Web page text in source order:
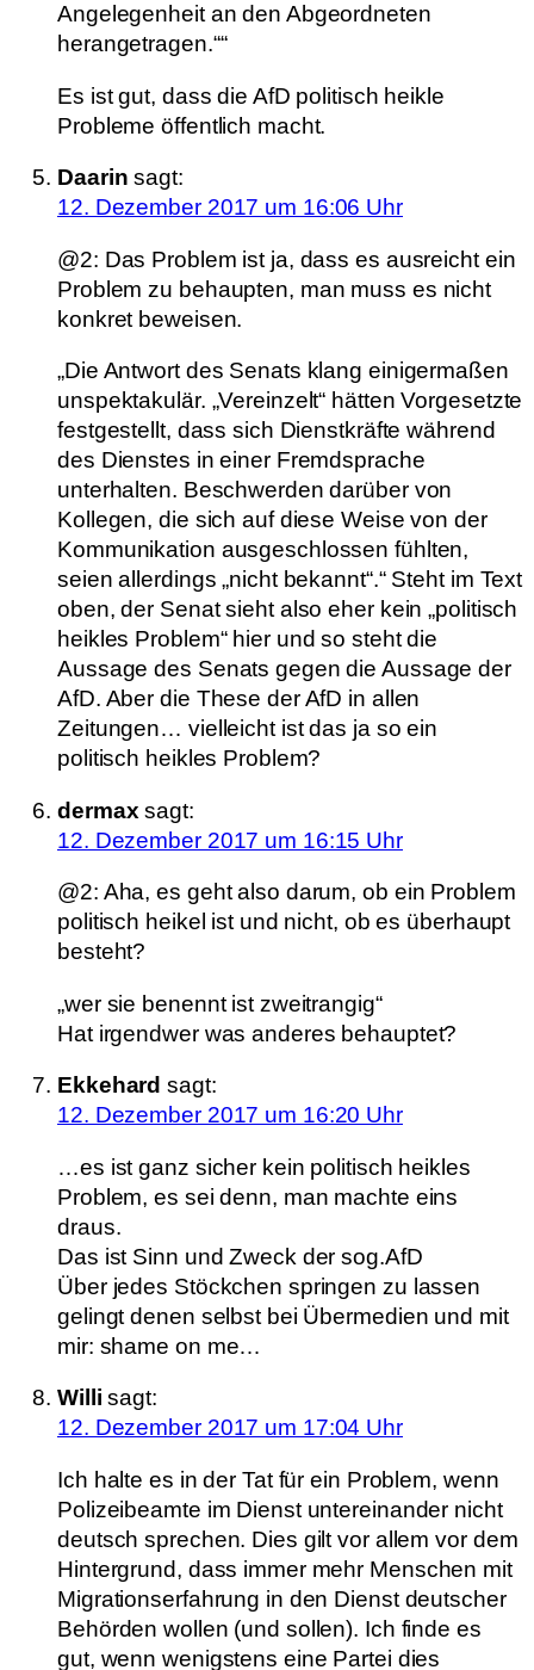
Angelegenheit an den Abgeordneten
herangetragen.““
Es ist gut, dass die AfD politisch heikle
Probleme öffentlich macht.
Daarin sagt:
12. Dezember 2017 um 16:06 Uhr
@2: Das Problem ist ja, dass es ausreicht ein
Problem zu behaupten, man muss es nicht
konkret beweisen.
„Die Antwort des Senats klang einigermaßen
unspektakulär. „Vereinzelt“ hätten Vorgesetzte
festgestellt, dass sich Dienstkräfte während
des Dienstes in einer Fremdsprache
unterhalten. Beschwerden darüber von
Kollegen, die sich auf diese Weise von der
Kommunikation ausgeschlossen fühlten,
seien allerdings „nicht bekannt“.“ Steht im Text
oben, der Senat sieht also eher kein „politisch
heikles Problem“ hier und so steht die
Aussage des Senats gegen die Aussage der
AfD. Aber die These der AfD in allen
Zeitungen… vielleicht ist das ja so ein
politisch heikles Problem?
dermax sagt:
12. Dezember 2017 um 16:15 Uhr
@2: Aha, es geht also darum, ob ein Problem
politisch heikel ist und nicht, ob es überhaupt
besteht?
„wer sie benennt ist zweitrangig“
Hat irgendwer was anderes behauptet?
Ekkehard sagt:
12. Dezember 2017 um 16:20 Uhr
…es ist ganz sicher kein politisch heikles
Problem, es sei denn, man machte eins
draus.
Das ist Sinn und Zweck der sog.AfD
Über jedes Stöckchen springen zu lassen
gelingt denen selbst bei Übermedien und mit
mir: shame on me…
Willi sagt:
12. Dezember 2017 um 17:04 Uhr
Ich halte es in der Tat für ein Problem, wenn
Polizeibeamte im Dienst untereinander nicht
deutsch sprechen. Dies gilt vor allem vor dem
Hintergrund, dass immer mehr Menschen mit
Migrationserfahrung in den Dienst deutscher
Behörden wollen (und sollen). Ich finde es
gut, wenn wenigstens eine Partei dies